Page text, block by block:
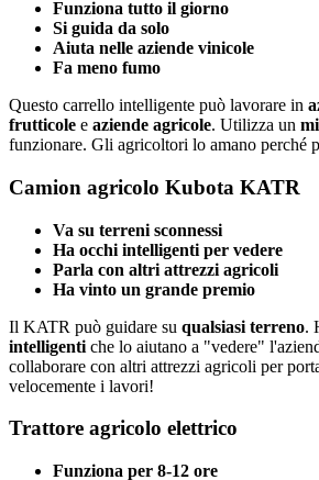
Funziona tutto il giorno
Si guida da solo
Aiuta nelle aziende vinicole
Fa meno fumo
Questo carrello intelligente può lavorare in
frutticole e aziende agricole. Utilizza un
funzionare. Gli agricoltori lo amano perché
Camion agricolo Kubota KATR
Va su terreni sconnessi
Ha occhi intelligenti per vedere
Parla con altri attrezzi agricoli
Ha vinto un grande premio
Il KATR può guidare su qualsiasi terreno.
intelligenti che lo aiutano a "vedere"
collaborare con altri attrezzi agricoli per
velocemente i lavori!
Trattore agricolo elettrico
Funziona per 8-12 ore